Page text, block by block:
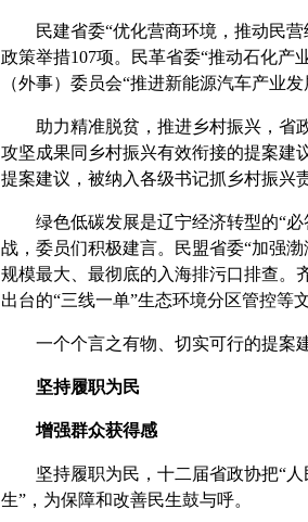
民建省委“优化营商环境，推动民营
政策举措107项。民革省委“推动石化产
（外事）委员会“推进新能源汽车产业
助力精准脱贫，推进乡村振兴，省政
攻坚成果同乡村振兴有效衔接的提案建
提案建议，被纳入各级书记抓乡村振兴
绿色低碳发展是辽宁经济转型的“必
战，委员们积极建言。民盟省委“加强
规模最大、最彻底的入海排污口排查。
出台的“三线一单”生态环境分区管控等
一个个言之有物、切实可行的提案建
坚持履职为民
增强群众获得感
坚持履职为民，十二届省政协把“人
生”，为保障和改善民生鼓与呼。